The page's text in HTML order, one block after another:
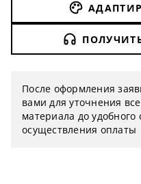
После оформления
вами для уточнения
материала до удобного
осуществления оплаты